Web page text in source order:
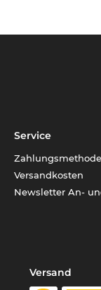
Service
Versandkosten
Newsletter An-
Versand